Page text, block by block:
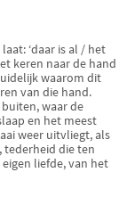
‘daar is al / het
keren naar de hand
waarom dit
van die hand.
waar de
en het meest
weer uitvliegt, als
tederheid die ten
liefde, van het